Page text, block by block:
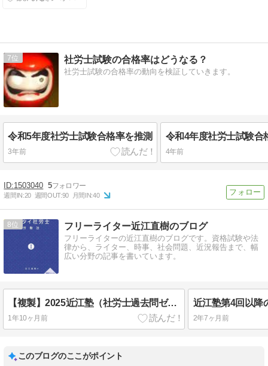
7 社労士試験の合格率はどうなる？
社労士試験の合格率の動向を検証していきます。
令和5年度社労士試験合格率を推測
3年前
令和4年度社労士試験
4年前
1503040 5
週間IN:20 週間OUT:90 月間IN:40
8 フリーライター近江直樹のブログ
フリーライターの近江直樹のブログです。資格試験や法
律から、ライター、時事、社会問題、近況報告まで、幅
広い分野の記事を書いています。
【複製】2025近江塾（社労士過去問ゼミ）ガイダンス、第１回～第4回の日程について
1年10ヶ月前
近江塾第4回以降
2年7ヶ月前
このブログのここがポイント